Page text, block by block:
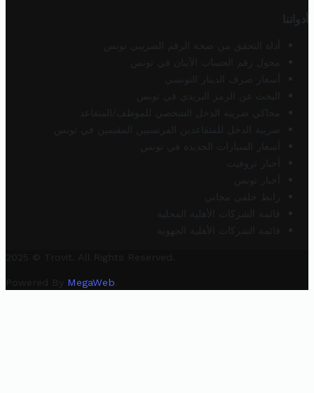
أدواتنا
أداة التحقق من صحة الرقم الضريبي تونس
محول رقم الحساب الآيبان في تونس
أسعار صرف الدينار التونسي
البحث عن الرمز البريدي في تونس
محاكي ضريبة الدخل الشخصي للموظف/المتقاعد
ضريبة الدخل للمتقاعدين الفرنسيين المقيمين في تونس
أسعار السيارات الجديدة في تونس
أخبار تروفيت
أخبار تونس
رابط خلفي مجاني
قائمة الشركات الأهلية المحلية
قائمة الشركات الأهلية الجهوية
2025 © Trovit. All Rights Reserved.
Powered By MegaWeb